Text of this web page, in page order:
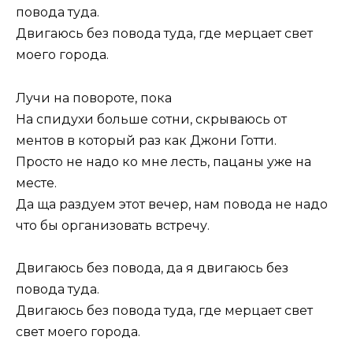
повода туда.
Двигаюсь без повода туда, где мерцает свет
моего города.
Лучи на повороте, пока
На спидухи больше сотни, скрываюсь от
ментов в который раз как Джони Готти.
Просто не надо ко мне лесть, пацаны уже на
месте.
Да ща раздуем этот вечер, нам повода не надо
что бы организовать встречу.
Двигаюсь без повода, да я двигаюсь без
повода туда.
Двигаюсь без повода туда, где мерцает свет
свет моего города.